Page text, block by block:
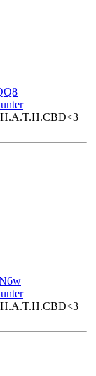
H.A.T.H.CBD<3
H.A.T.H.CBD<3